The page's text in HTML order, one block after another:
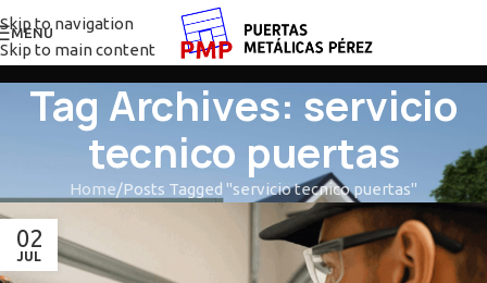
Skip to navigation
Skip to main content
MENU
Tag Archives: servicio
tecnico puertas
Home Posts Tagged "servicio tecnico puertas"
02
JUL